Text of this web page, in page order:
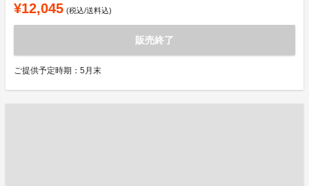
¥12,045 (税込/送料込)
販売終了
ご提供予定時期：5月末